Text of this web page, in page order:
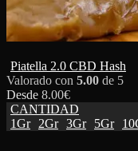
Piatella 2.0 CBD Hash
Valorado con 5.00 de 5
Desde 8.00€
CANTIDAD
1Gr
2Gr 3Gr 5Gr